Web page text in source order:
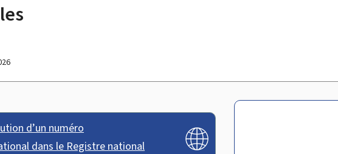
d’un numéro
dans le Registre national